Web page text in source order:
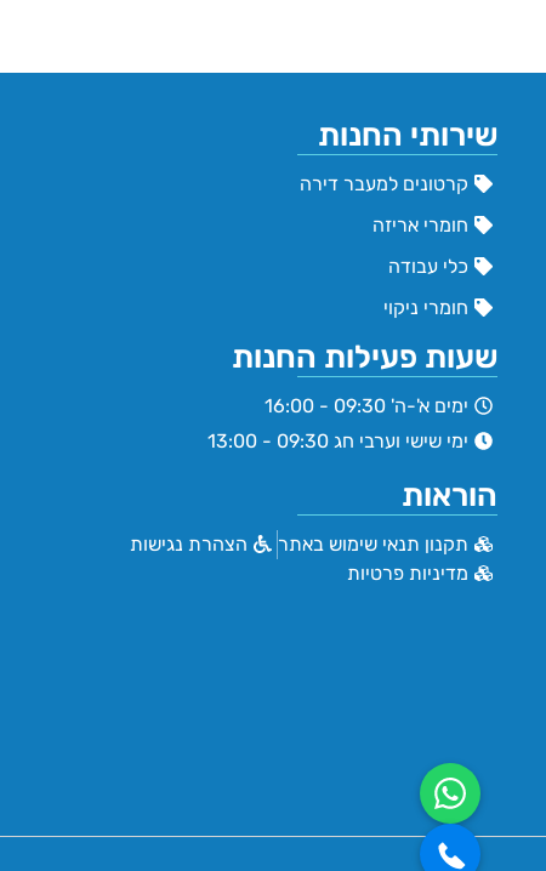
שירותי החנות
קרטונים למעבר דירה
חומרי אריזה
כלי עבודה
חומרי ניקוי
שעות פעילות החנות
ימים א'-ה' 09:30 - 16:00
ימי שישי וערבי חג 09:30 - 13:00
הוראות
תקנון תנאי שימוש באתר
הצהרת נגישות
מדיניות פרטיות